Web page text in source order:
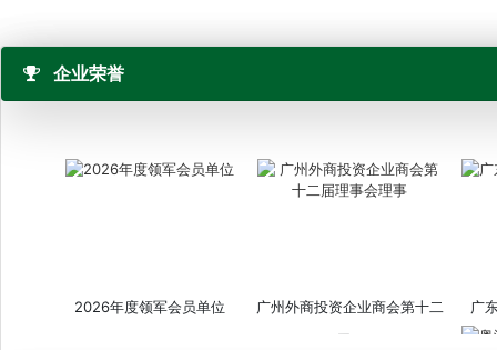
企业荣誉
2026年度领军会员单位
广州外商投资企业商会第十二
届...
广